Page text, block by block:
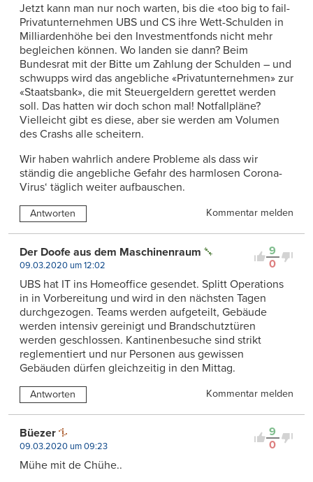
Jetzt kann man nur noch warten, bis die «too big to fail-
Privatunternehmen UBS und CS ihre Wett-Schulden in
Milliardenhöhe bei den Investmentfonds nicht mehr
begleichen können. Wo landen sie dann? Beim
Bundesrat mit der Bitte um Zahlung der Schulden – und
schwupps wird das angebliche «Privatunternehmen» zur
«Staatsbank», die mit Steuergeldern gerettet werden
soll. Das hatten wir doch schon mal! Notfallpläne?
Vielleicht gibt es diese, aber sie werden am Volumen
des Crashs alle scheitern.
Wir haben wahrlich andere Probleme als dass wir
ständig die angebliche Gefahr des harmlosen Corona-
Virus‘ täglich weiter aufbauschen.
Antworten Kommentar melden
9
0
Der Doofe aus dem Maschinenraum
09.03.2020 um 12:02
UBS hat IT ins Homeoffice gesendet. Splitt Operations
in in Vorbereitung und wird in den nächsten Tagen
durchgezogen. Teams werden aufgeteilt, Gebäude
werden intensiv gereinigt und Brandschutztüren
werden geschlossen. Kantinenbesuche sind strikt
reglementiert und nur Personen aus gewissen
Gebäuden dürfen gleichzeitig in den Mittag.
Antworten Kommentar melden
9
0
Büezer
09.03.2020 um 09:23
Mühe mit de Chühe..